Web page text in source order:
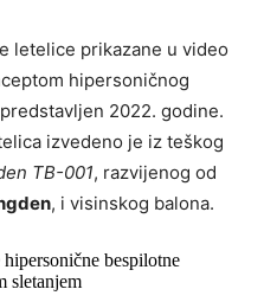
letelice prikazane u video
hipersoničnog
2022. godine.
izvedeno je iz teškog
TB-001, razvijenog od
, i visinskog balona.
bespilotne
sletanjem